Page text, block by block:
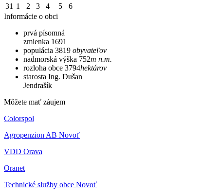
31 1 2 3 4 5
6
Informácie o obci
prvá písomná
zmienka 1691
populácia 3819 obyvateľov
nadmorská výška 752m n.m.
rozloha obce 3794hektárov
starosta Ing. Dušan
Jendrašík
Môžete mať záujem
Colorspol
Agropenzion AB Novoť
VDD Orava
Oranet
Technické služby obce Novoť